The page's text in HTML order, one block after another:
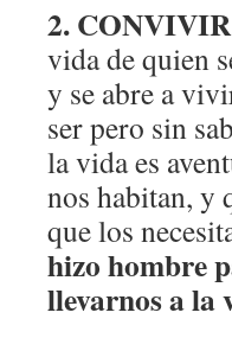
2.
vida de quien
y se abre a
ser pero sin
la vida es
nos habitan, y
que los
hizo hombre
llevarnos a la